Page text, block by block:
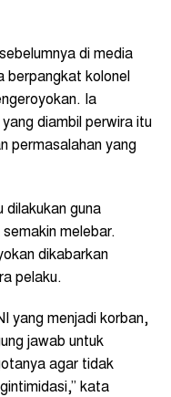
di media
berpangkat kolonel
Ia
diambil perwira itu
permasalahan yang
dilakukan guna
melebar.
dikabarkan
pelaku.
yang menjadi korban,
jawab untuk
agar tidak
kata